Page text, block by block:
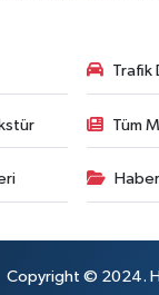
Trafik
Tüm
Copyright © 2024.